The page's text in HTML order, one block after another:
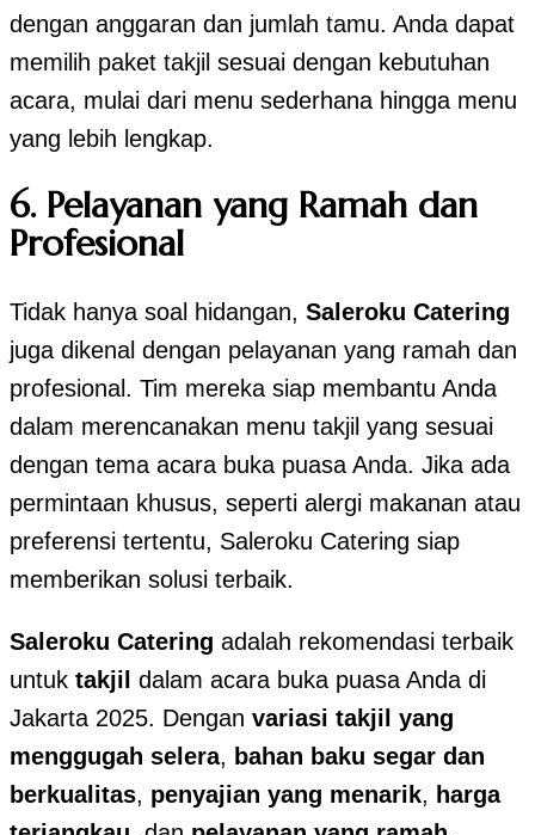
dengan anggaran dan jumlah tamu. Anda dapat
memilih paket takjil sesuai dengan kebutuhan
acara, mulai dari menu sederhana hingga menu
yang lebih lengkap.
6. Pelayanan yang Ramah dan
Profesional
Tidak hanya soal hidangan, Saleroku Catering
juga dikenal dengan pelayanan yang ramah dan
profesional. Tim mereka siap membantu Anda
dalam merencanakan menu takjil yang sesuai
dengan tema acara buka puasa Anda. Jika ada
permintaan khusus, seperti alergi makanan atau
preferensi tertentu, Saleroku Catering siap
memberikan solusi terbaik.
Saleroku Catering adalah rekomendasi terbaik
untuk takjil dalam acara buka puasa Anda di
Jakarta 2025. Dengan variasi takjil yang
menggugah selera, bahan baku segar dan
berkualitas, penyajian yang menarik, harga